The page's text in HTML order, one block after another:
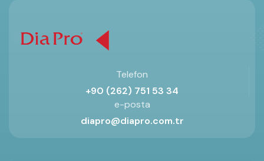
Telefon
+90 (262) 751 53 34
e-posta
diapro@diapro.com.tr